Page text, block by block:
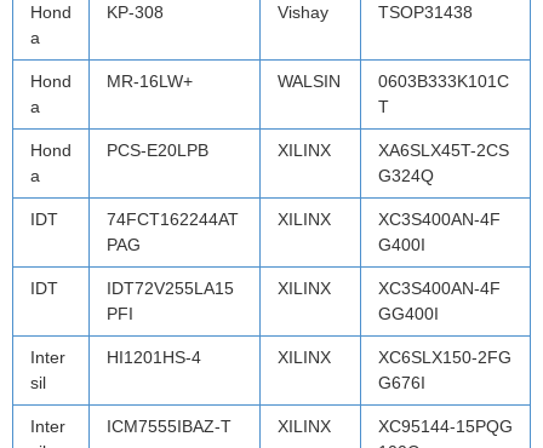
Hond
a
KP-308 Vishay TSOP31438
Hond
a
MR-16LW+ WALSIN
0603B333K101C
T
Hond
a
PCS-E20LPB XILINX
XA6SLX45T-2CS
G324Q
IDT
74FCT162244AT
PAG
XILINX
XC3S400AN-4F
G400I
IDT
IDT72V255LA15
PFI
XILINX
XC3S400AN-4F
GG400I
Inter
sil
HI1201HS-4 XILINX
XC6SLX150-2FG
G676I
Inter
ICM7555IBAZ-T XILINX
XC95144-15PQG